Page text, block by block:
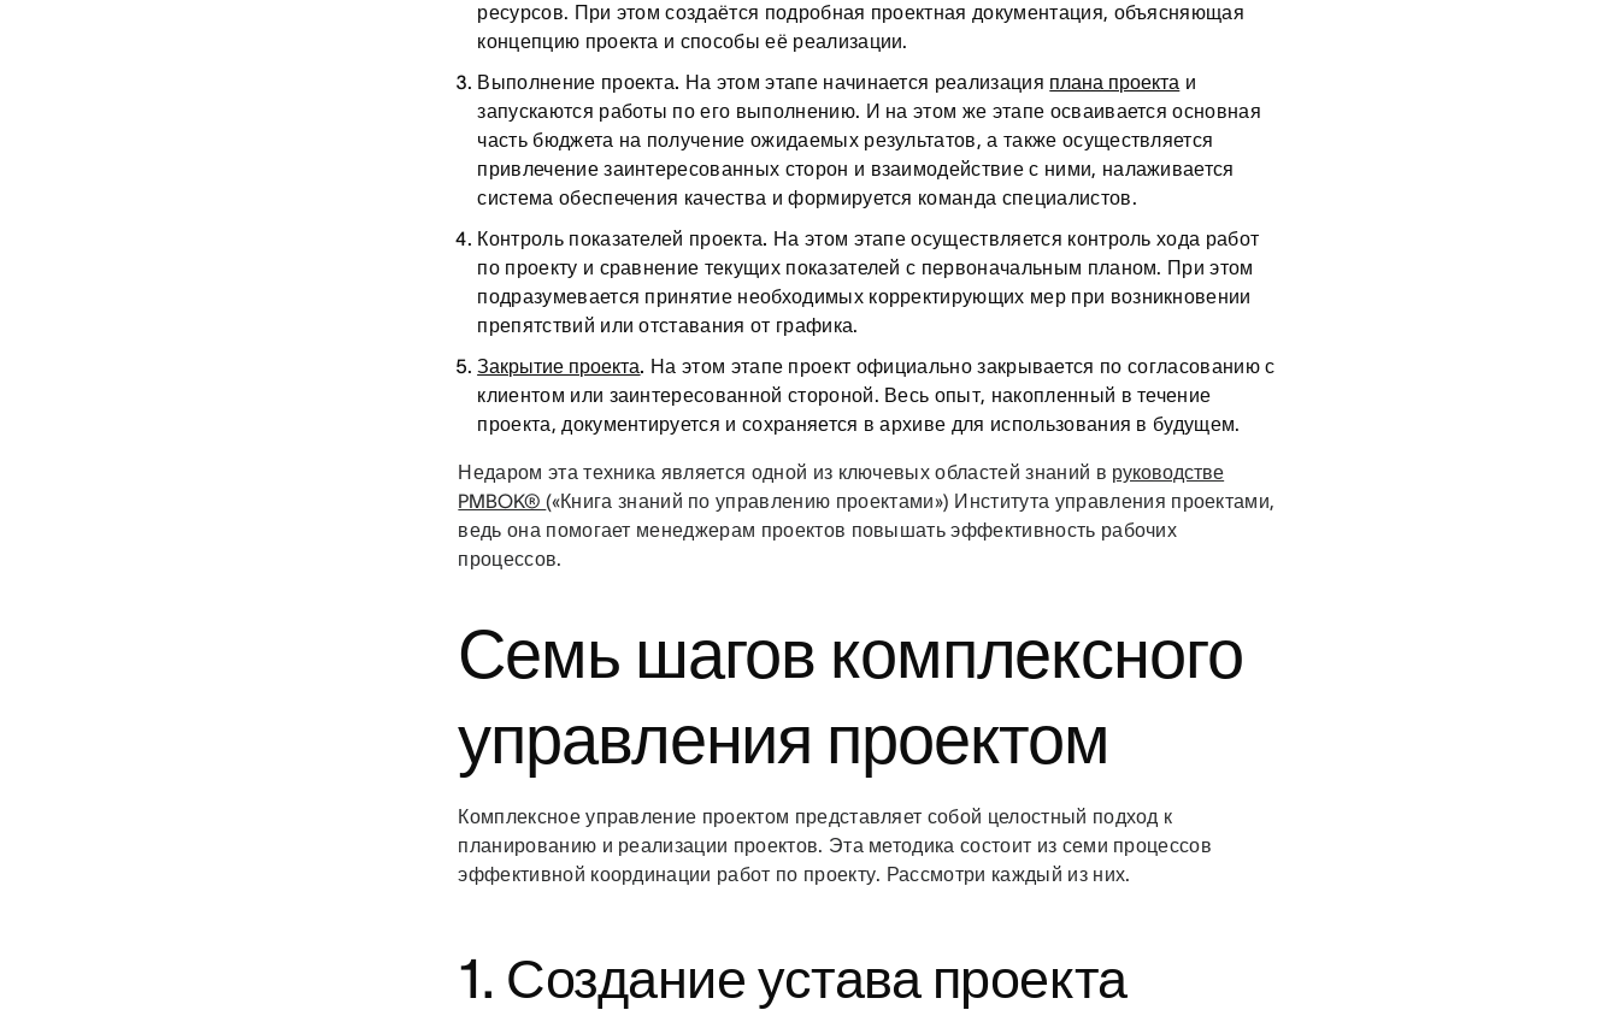
ресурсов. При этом создаётся подробная проектная документация, объясняющая
концепцию проекта и способы её реализации.
Выполнение проекта. На этом этапе начинается реализация плана проекта и
запускаются работы по его выполнению. И на этом же этапе осваивается основная
часть бюджета на получение ожидаемых результатов, а также осуществляется
привлечение заинтересованных сторон и взаимодействие с ними, налаживается
система обеспечения качества и формируется команда специалистов.
Контроль показателей проекта. На этом этапе осуществляется контроль хода работ
по проекту и сравнение текущих показателей с первоначальным планом. При этом
подразумевается принятие необходимых корректирующих мер при возникновении
препятствий или отставания от графика.
Закрытие проекта. На этом этапе проект официально закрывается по согласованию с
клиентом или заинтересованной стороной. Весь опыт, накопленный в течение
проекта, документируется и сохраняется в архиве для использования в будущем.
Недаром эта техника является одной из ключевых областей знаний в руководстве
PMBOK®(«Книга знаний по управлению проектами») Института управления проектами,
ведь она помогает менеджерам проектов повышать эффективность рабочих
процессов.
Семь шагов комплексного
управления проектом
Комплексное управление проектом представляет собой целостный подход к
планированию и реализации проектов. Эта методика состоит из семи процессов
эффективной координации работ по проекту. Рассмотри каждый из них.
1. Создание устава проекта